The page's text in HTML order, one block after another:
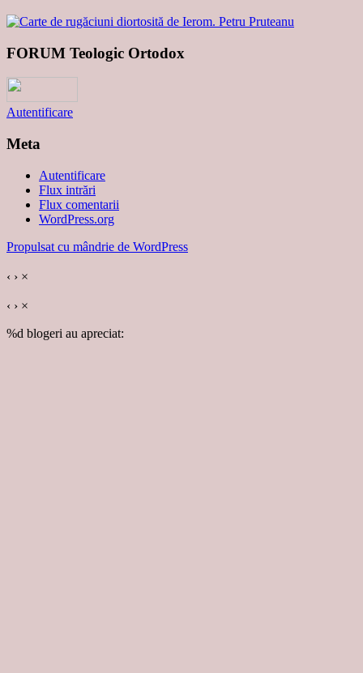
FORUM Teologic Ortodox
Autentificare
Meta
Autentificare
Flux intrări
Flux comentarii
WordPress.org
Propulsat cu mândrie de WordPress
‹ › ×
‹ › ×
%d blogeri au apreciat: